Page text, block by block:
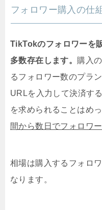
フォロワー購入の仕
TikTokのフォロワーを
多数存在します。 購入
るフォロワー数のプラ
URLを入力して決済す
を求められることはめっ
間から数日でフォロワ
相場は購入するフォロ
なります。